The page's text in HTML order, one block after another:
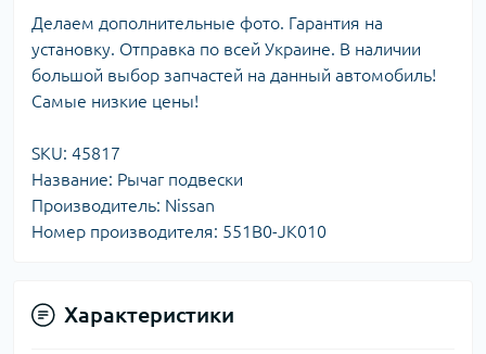
Делаем дополнительные фото. Гарантия на
установку. Отправка по всей Украине. В наличии
большой выбор запчастей на данный автомобиль!
Самые низкие цены!
SKU: 45817
Название: Рычаг подвески
Производитель: Nissan
Номер производителя: 551B0-JK010
Характеристики